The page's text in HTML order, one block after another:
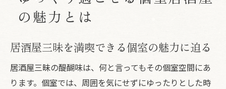
の魅力とは
居酒屋三昧を満喫できる個室の魅力に迫る
居酒屋三昧の醍醐味は、何と言ってもその個室空間にあ
ります。個室では、周囲を気にせずにゆったりとした時